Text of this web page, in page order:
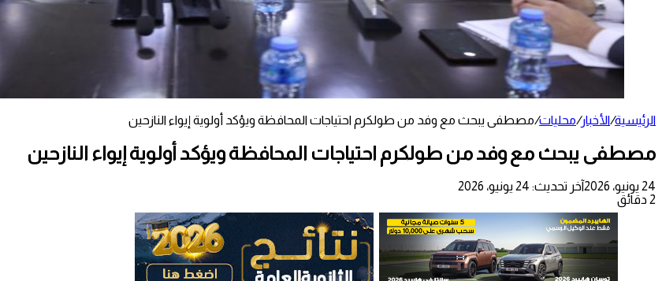
الرئيسية/الأخبار/محليات/مصطفى يبحث مع وفد من طولكرم احتياجات المحافظة ويؤكد أولوية إيواء النازحين
مصطفى يبحث مع وفد من طولكرم احتياجات المحافظة ويؤكد أولوية إيواء النازحين
24 يونيو، 2026
آخر تحديث: 24 يونيو، 2026
2 دقائق